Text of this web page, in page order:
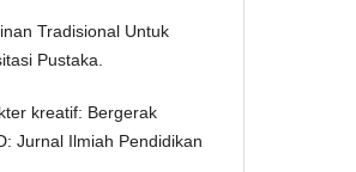
Tradisional Untuk
Pustaka.
kreatif: Bergerak
Jurnal Ilmiah Pendidikan